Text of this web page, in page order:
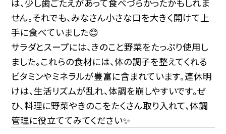
は、少し歯ごたえがあって食べづらかったかもしれま
せん。それでも、みなさん小さな口を大きく開けて上
手に食べていました😊
サラダとスープには、きのこと野菜をたっぷり使用し
ました。これらの食材には、体の調子を整えてくれる
ビタミンやミネラルが豊富に含まれています。連休明
けは、生活リズムが乱れ、体調を崩しやすいです。ぜ
ひ、料理に野菜やきのこをたくさん取り入れて、体調
管理に役立ててみてください✨